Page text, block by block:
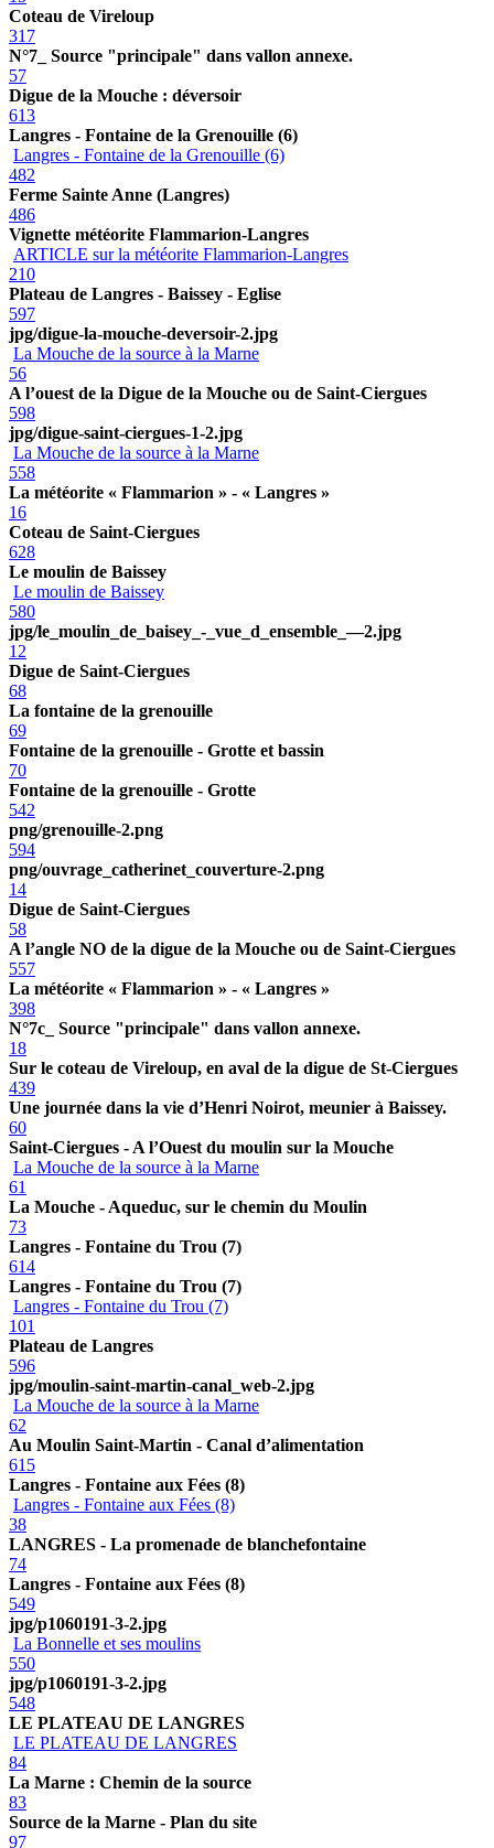
Coteau de Vireloup
317
N°7_ Source "principale" dans vallon annexe.
57
Digue de la Mouche : déversoir
613
Langres - Fontaine de la Grenouille (6)
Langres - Fontaine de la Grenouille (6)
482
Ferme Sainte Anne (Langres)
486
Vignette météorite Flammarion-Langres
ARTICLE sur la météorite Flammarion-Langres
210
Plateau de Langres - Baissey - Eglise
597
jpg/digue-la-mouche-deversoir-2.jpg
La Mouche de la source à la Marne
56
A l’ouest de la Digue de la Mouche ou de Saint-Ciergues
598
jpg/digue-saint-ciergues-1-2.jpg
La Mouche de la source à la Marne
558
La météorite « Flammarion » - « Langres »
16
Coteau de Saint-Ciergues
628
Le moulin de Baissey
Le moulin de Baissey
580
jpg/le_moulin_de_baisey_-_vue_d_ensemble_—2.jpg
12
Digue de Saint-Ciergues
68
La fontaine de la grenouille
69
Fontaine de la grenouille - Grotte et bassin
70
Fontaine de la grenouille - Grotte
542
png/grenouille-2.png
594
png/ouvrage_catherinet_couverture-2.png
14
Digue de Saint-Ciergues
58
A l’angle NO de la digue de la Mouche ou de Saint-Ciergues
557
La météorite « Flammarion » - « Langres »
398
N°7c_ Source "principale" dans vallon annexe.
18
Sur le coteau de Vireloup, en aval de la digue de St-Ciergues
439
Une journée dans la vie d’Henri Noirot, meunier à Baissey.
60
Saint-Ciergues - A l’Ouest du moulin sur la Mouche
La Mouche de la source à la Marne
61
La Mouche - Aqueduc, sur le chemin du Moulin
73
Langres - Fontaine du Trou (7)
614
Langres - Fontaine du Trou (7)
Langres - Fontaine du Trou (7)
101
Plateau de Langres
596
jpg/moulin-saint-martin-canal_web-2.jpg
La Mouche de la source à la Marne
62
Au Moulin Saint-Martin - Canal d’alimentation
615
Langres - Fontaine aux Fées (8)
Langres - Fontaine aux Fées (8)
38
LANGRES - La promenade de blanchefontaine
74
Langres - Fontaine aux Fées (8)
549
jpg/p1060191-3-2.jpg
La Bonnelle et ses moulins
550
jpg/p1060191-3-2.jpg
548
LE PLATEAU DE LANGRES
LE PLATEAU DE LANGRES
84
La Marne : Chemin de la source
83
Source de la Marne - Plan du site
97